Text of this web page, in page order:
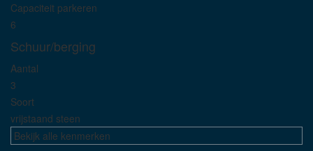
Capaciteit parkeren
6
Schuur/berging
Aantal
3
Soort
vrijstaand steen
Bekijk alle kenmerken